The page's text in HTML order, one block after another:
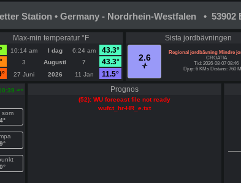
Station • Germany - Nordrhein-Westfalen •
Max-min temperatur °F
10:14 am I dag 6:24 am
43.3°
3 Augusti 7
43.3°
27 Juni 2026 11 Jan 11.5°
Sista jordbävningen
2.6
Regional jordbävning Mindre
CROATIA
Tid: 2026-08-07 08:46
Djup: 6 KMs Distans: 760
am
som
Prognos
(52): WU forecast file not ready
wufct_hr-HR_e.txt